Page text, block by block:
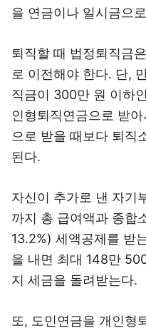
을 연금이나 일시금으
퇴직할 때 법정퇴직금
로 이전해야 한다. 단,
직금이 300만 원 이하
인형퇴직연금으로 받
으로 받을 때보다 퇴직
된다.
자신이 추가로 낸 자기
까지 총 급여액과 종합
13.2%) 세액공제를 받
을 내면 최대 148만
지 세금을 돌려받는다.
또, 도민연금을 개인형